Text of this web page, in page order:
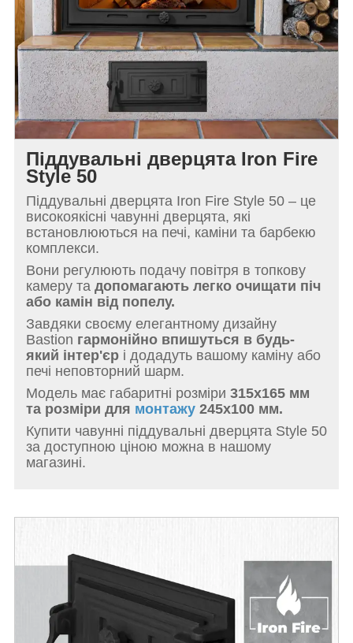
Піддувальні дверцята Iron Fire
Style50
Піддувальні дверцята Iron Fire Style 50 – це
високоякісні чавунні дверцята, які
встановлюються на печі, каміни та барбекю
комплекси.
Вони регулюють подачу повітря в топкову
камеру та допомагають легко очищати піч
або камін від попелу.
Завдяки своєму елегантному дизайну
Bastion гармонійно впишуться в будь-
який інтер'єр і додадуть вашому каміну або
печі неповторний шарм.
Модель має габаритні розміри 315x165 мм
та розміри для монтажу 245x100 мм.
Купити чавунні піддувальні дверцята Style 50
за доступною ціною можна в нашому
магазині.